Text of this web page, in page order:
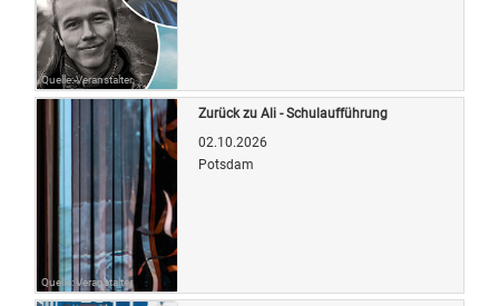
Quelle: Veranstalter
Quelle: Veranstalter
Zurück zu Ali - Schulaufführung
02.10.2026
Potsdam